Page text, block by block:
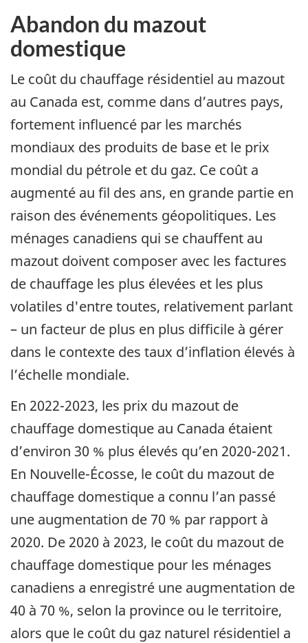
Abandon du mazout
domestique
Le coût du chauffage résidentiel au mazout
au Canada est, comme dans d’autres pays,
fortement influencé par les marchés
mondiaux des produits de base et le prix
mondial du pétrole et du gaz. Ce coût a
augmenté au fil des ans, en grande partie en
raison des événements géopolitiques. Les
ménages canadiens qui se chauffent au
mazout doivent composer avec les factures
de chauffage les plus élevées et les plus
volatiles d'entre toutes, relativement parlant
– un facteur de plus en plus difficile à gérer
dans le contexte des taux d’inflation élevés à
l’échelle mondiale.
En 2022-2023, les prix du mazout de
chauffage domestique au Canada étaient
d’environ 30 % plus élevés qu’en 2020-2021.
En Nouvelle-Écosse, le coût du mazout de
chauffage domestique a connu l’an passé
une augmentation de 70 % par rapport à
2020. De 2020 à 2023, le coût du mazout de
chauffage domestique pour les ménages
canadiens a enregistré une augmentation de
40 à 70 %, selon la province ou le territoire,
alors que le coût du gaz naturel résidentiel a